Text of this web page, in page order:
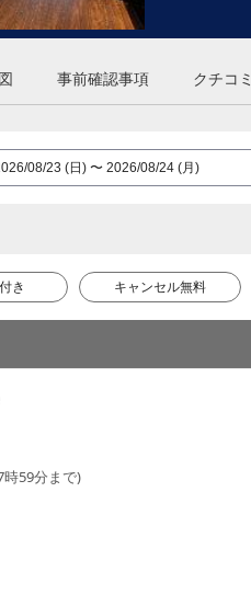
事前確認事項 クチコミ
き キャンセル無料
59分まで)